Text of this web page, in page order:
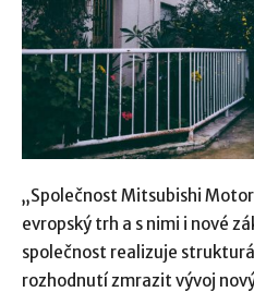
„Společnost Mitsubishi
evropský trh a s nimi i nové
společnost realizuje
rozhodnutí zmrazit vývoj